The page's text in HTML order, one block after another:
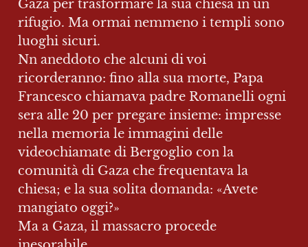
Gaza per trasformare la sua chiesa in un
rifugio. Ma ormai nemmeno i templi sono
luoghi sicuri.
Nn aneddoto che alcuni di voi
ricorderanno: fino alla sua morte, Papa
Francesco chiamava padre Romanelli ogni
sera alle 20 per pregare insieme: impresse
nella memoria le immagini delle
videochiamate di Bergoglio con la
comunità di Gaza che frequentava la
chiesa; e la sua solita domanda: «Avete
mangiato oggi?»
Ma a Gaza, il massacro procede